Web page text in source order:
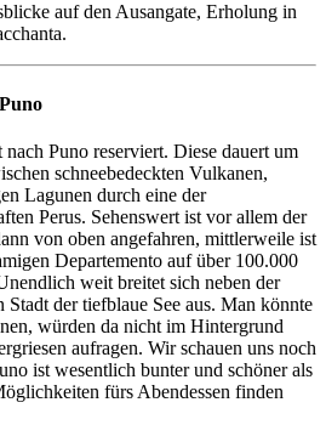
auf den Ausangate, Erholung in
Puno reserviert. Diese dauert um
schneebedeckten Vulkanen,
Lagunen durch eine der
Perus. Sehenswert ist vor allem der
von oben angefahren, mittlerweile ist
Departemento auf über 100.000
weit breitet sich neben der
Stadt der tiefblaue See aus. Man könnte
würden da nicht im Hintergrund
aufragen. Wir schauen uns noch
ist wesentlich bunter und schöner als
fürs Abendessen finden